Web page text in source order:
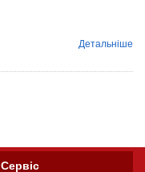
Детальніше
Сервіс